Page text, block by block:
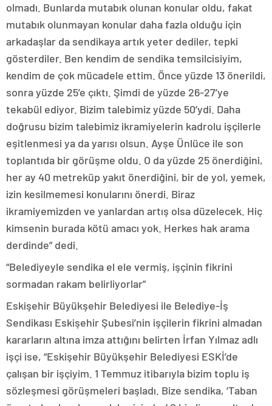
olmadı. Bunlarda mutabık olunan konular oldu, fakat
mutabık olunmayan konular daha fazla olduğu için
arkadaşlar da sendikaya artık yeter dediler, tepki
gösterdiler. Ben kendim de sendika temsilcisiyim,
kendim de çok mücadele ettim. Önce yüzde 13 önerildi,
sonra yüzde 25’e çıktı. Şimdi de yüzde 26-27’ye
tekabül ediyor. Bizim talebimiz yüzde 50’ydi. Daha
doğrusu bizim talebimiz ikramiyelerin kadrolu işçilerle
eşitlenmesi ya da yarısı olsun. Ayşe Ünlüce ile son
toplantıda bir görüşme oldu. O da yüzde 25 önerdiğini,
her ay 40 metreküp yakıt önerdiğini, bir de yol, yemek,
izin kesilmemesi konularını önerdi. Biraz
ikramiyemizden ve yanlardan artış olsa düzelecek. Hiç
kimsenin burada kötü amacı yok. Herkes hak arama
derdinde” dedi.
“Belediyeyle sendika el ele vermiş, işçinin fikrini
sormadan rakam belirliyorlar”
Eskişehir Büyükşehir Belediyesi ile Belediye-İş
Sendikası Eskişehir Şubesi’nin işçilerin fikrini almadan
kararların altına imza attığını belirten İrfan Yılmaz adlı
işçi ise, “Eskişehir Büyükşehir Belediyesi ESKİ’de
çalışan bir işçiyim. 1 Temmuz itibarıyla bizim toplu iş
sözleşmesi görüşmeleri başladı. Bize sendika, ‘Taban